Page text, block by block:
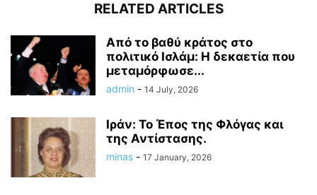
RELATED ARTICLES
Από το βαθύ κράτος στο
πολιτικό Ισλάμ: Η δεκαετία που
μεταμόρφωσε...
admin - 14 July, 2026
Ιράν: Το Έπος της Φλόγας και
της Αντίστασης.
minas - 17 January, 2026